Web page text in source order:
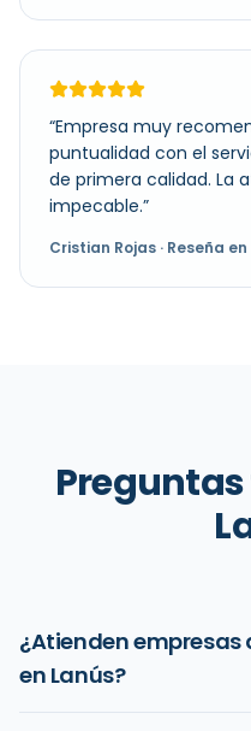
“Empresa muy
puntualidad con el
de primera calidad. La
impecable.”
Cristian Rojas · Reseña
¿Atienden
en Lanús?